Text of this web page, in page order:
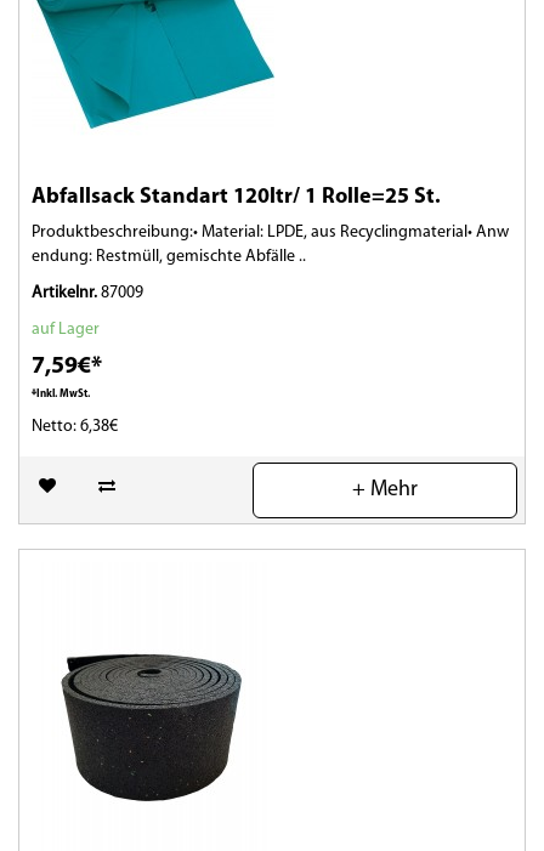
Abfallsack Standart 120ltr/ 1 Rolle=25 St.
Produktbeschreibung:• Material: LPDE, aus Recyclingmaterial• Anw
endung: Restmüll, gemischte Abfälle ..
Artikelnr. 87009
auf Lager
7,59€*
*Inkl. MwSt.
Netto: 6,38€
(0)
+ Mehr